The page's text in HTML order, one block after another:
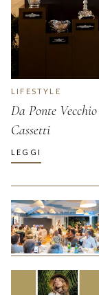
LIFESTYLE
Da Ponte
Cassetti
LEGGI